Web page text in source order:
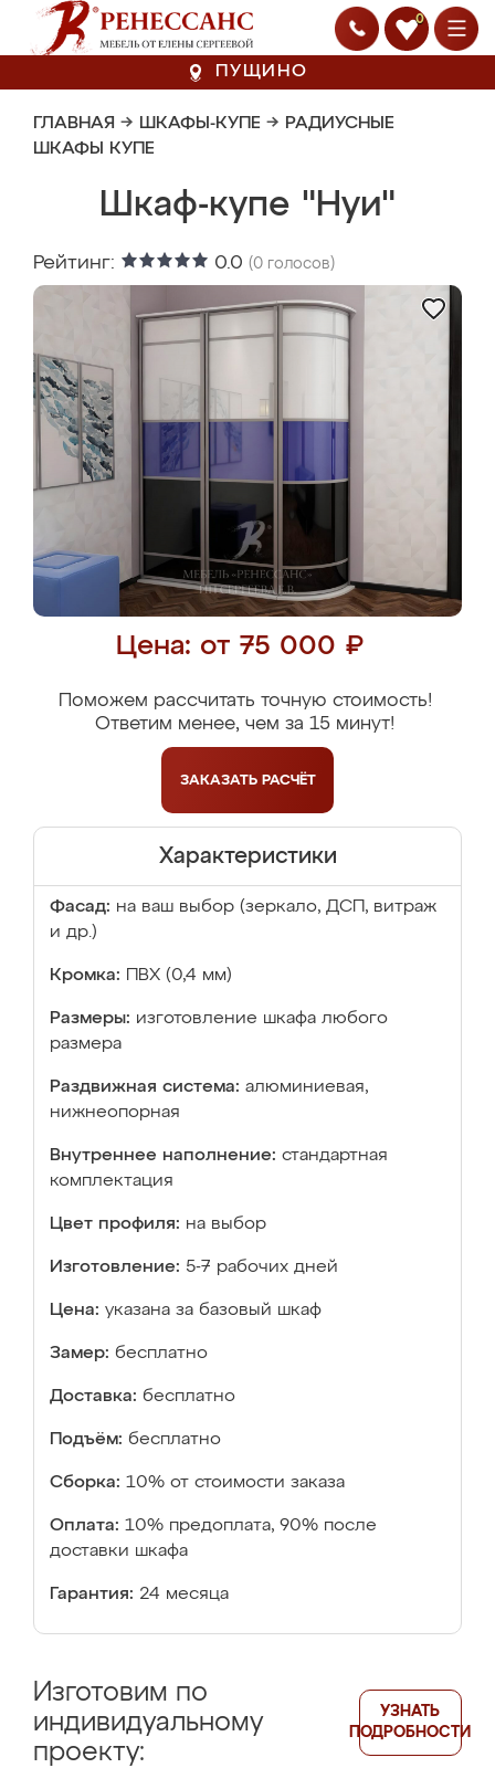
0
ПУЩИНО
ГЛАВНАЯ → ШКАФЫ-КУПЕ → РАДИУСНЫЕ
ШКАФЫ КУПЕ
Шкаф-купе "Нуи"
Рейтинг: 0.0 (0 голосов)
Цена: от 75 000 ₽
Поможем рассчитать точную стоимость!
Ответим менее, чем за 15 минут!
ЗАКАЗАТЬ РАСЧЁТ
Характеристики
Фасад: на ваш выбор (зеркало, ДСП, витраж
и др.)
Кромка: ПВХ (0,4 мм)
Размеры: изготовление шкафа любого
размера
Раздвижная система: алюминиевая,
нижнеопорная
Внутреннее наполнение: стандартная
комплектация
Цвет профиля: на выбор
Изготовление: 5-7 рабочих дней
Цена: указана за базовый шкаф
Замер: бесплатно
Доставка: бесплатно
Подъём: бесплатно
Сборка: 10% от стоимости заказа
Оплата: 10% предоплата, 90% после
доставки шкафа
Гарантия: 24 месяца
Изготовим по
индивидуальному
проекту:
УЗНАТЬ
ПОДРОБНОСТИ